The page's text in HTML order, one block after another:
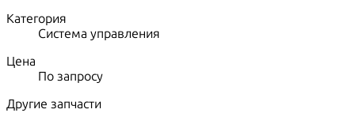
Категория
Система управления
Цена
По запросу
Другие запчасти